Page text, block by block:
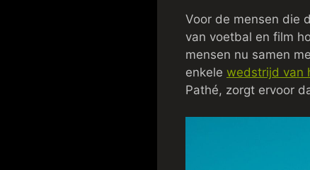
Voor de mensen die
van voetbal en film
mensen nu samen
enkele wedstrijd van
Pathé, zorgt ervoor